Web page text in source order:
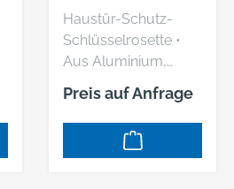
ZA,15MM,SCHACH
TELPACK BIS
TS68MM 7256 F01
Haustür-Schutz-
Schlüsselrosette •
Aus Aluminium,
silberfarbig, eloxiert •
Profilzylinder
gelocht, mit
Abdeckung •
Preis auf Anfrage